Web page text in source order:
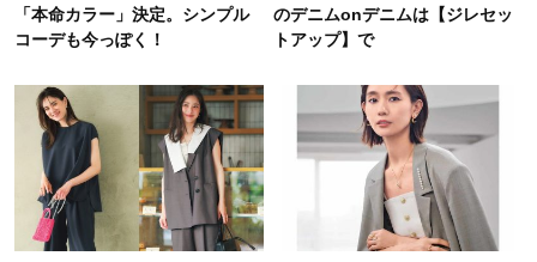
「本命カラー」決定。シンプル
コーデも今っぽく！
のデニムonデニムは【ジレセッ
トアップ】で